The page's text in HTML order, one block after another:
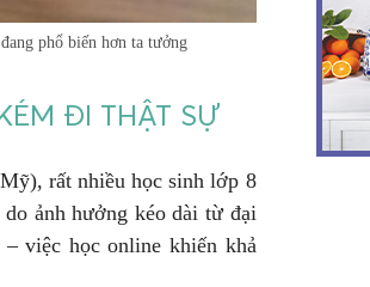
phổ biến hơn ta tưởng
ĐI THẬT SỰ
rất nhiều học sinh lớp 8
ảnh hưởng kéo dài từ đại
việc học online khiến khả